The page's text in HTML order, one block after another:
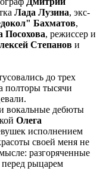
Лада Лузина, экс-
Бахматов,
Посохова, режиссер и
Степанов и
до трех
полторы тысячи
вокальные дебюты
Олега
исполнением
своей меня не
разгоряченные
рыцарем